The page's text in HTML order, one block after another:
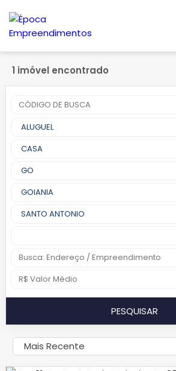
1 imóvel encontrado
PESQUISAR
Mais Recente